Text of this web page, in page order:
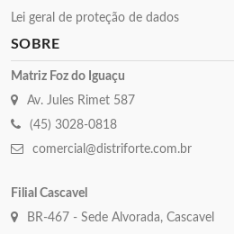
Lei geral de proteção de dados
SOBRE
Matriz Foz do Iguaçu
Av. Jules Rimet 587
(45) 3028-0818
comercial@distriforte.com.br
Filial Cascavel
BR-467 - Sede Alvorada, Cascavel